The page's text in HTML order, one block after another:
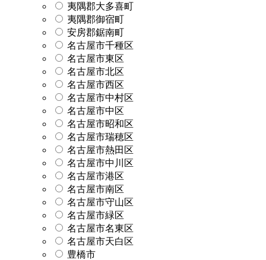
夷隅郡大多喜町
夷隅郡御宿町
安房郡鋸南町
名古屋市千種区
名古屋市東区
名古屋市北区
名古屋市西区
名古屋市中村区
名古屋市中区
名古屋市昭和区
名古屋市瑞穂区
名古屋市熱田区
名古屋市中川区
名古屋市港区
名古屋市南区
名古屋市守山区
名古屋市緑区
名古屋市名東区
名古屋市天白区
豊橋市